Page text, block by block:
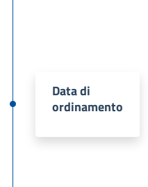
Data di
ordinamento